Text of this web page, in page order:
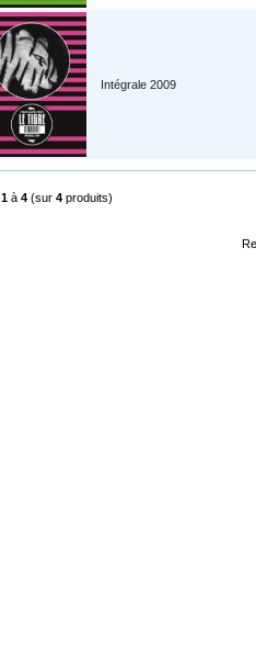
Intégrale 2009
1 à 4 (sur 4 produits)